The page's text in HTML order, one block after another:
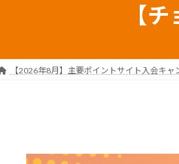
【
【2026年8月】主要ポイントサイト入会キ